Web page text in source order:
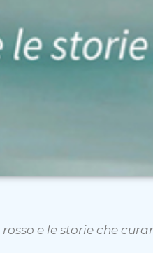
e le storie che